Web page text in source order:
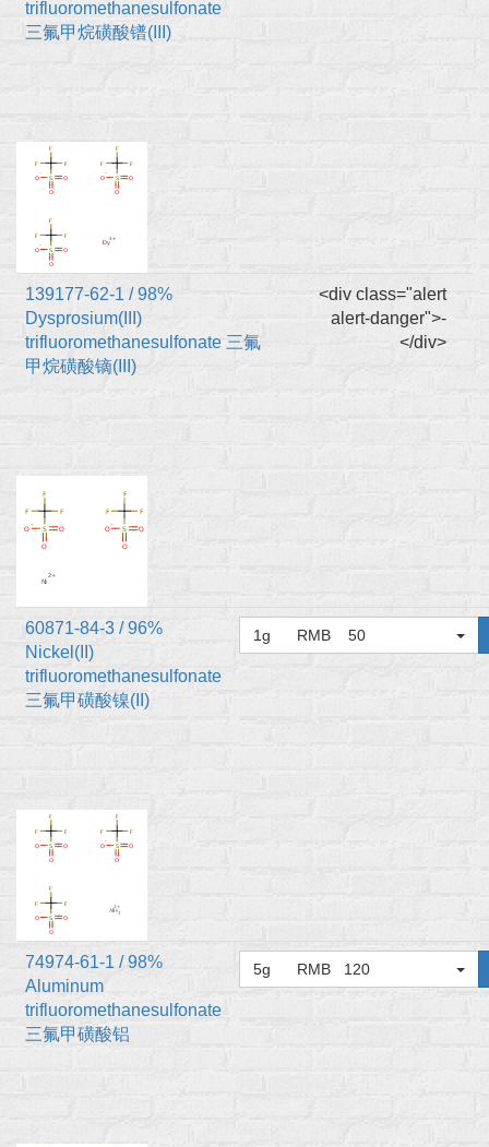
trifluoromethanesulfonate
三氟甲烷磺酸镨(III)
139177-62-1 / 98%
Dysprosium(III)
trifluoromethanesulfonate 三氟
甲烷磺酸镝(III)
<div class="alert
alert-danger">-
</div>
60871-84-3 / 96%
Nickel(II)
trifluoromethanesulfonate
三氟甲磺酸镍(II)
1g RMB 50
74974-61-1 / 98%
Aluminum
trifluoromethanesulfonate
三氟甲磺酸铝
5g RMB 120